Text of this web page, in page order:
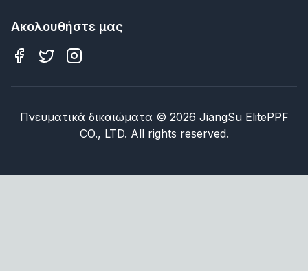
Ακολουθήστε μας
Πνευματικά δικαιώματα © 2026 JiangSu ElitePPF
CO., LTD. All rights reserved.